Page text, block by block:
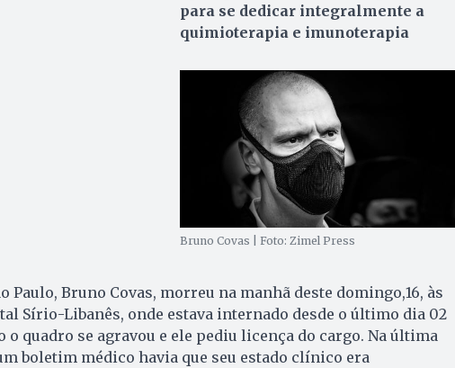
para se dedicar integralmente a
quimioterapia e imunoterapia
Bruno Covas | Foto: Zimel Press
Paulo, Bruno Covas, morreu na manhã deste domingo,16, às
Sírio-Libanês, onde estava internado desde o último dia 02
o quadro se agravou e ele pediu licença do cargo. Na última
boletim médico havia que seu estado clínico era